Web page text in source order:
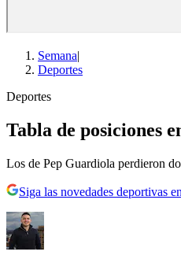
Semana|
Deportes
Deportes
Tabla de posiciones
Los de Pep Guardiola perdieron
Siga las novedades deportivas